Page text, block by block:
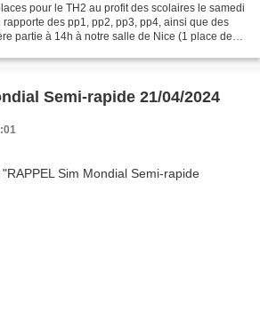
pour le TH2 au profit des scolaires le samedi
des pp1, pp2, pp3, pp4, ainsi que des
partie à 14h à notre salle de Nice (1 place de
Semi-rapide 21/04/2024